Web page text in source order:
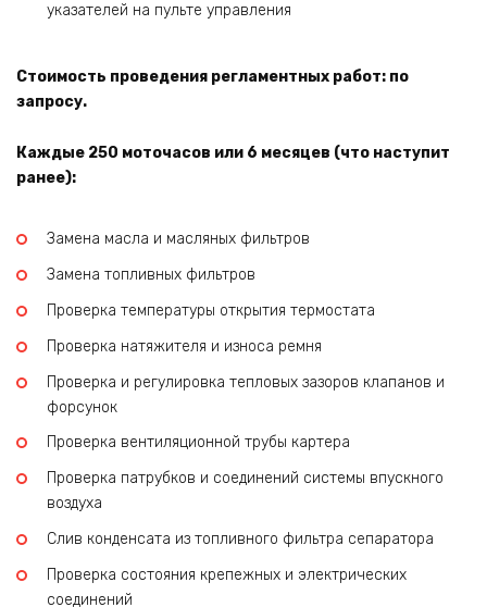
указателей на пульте управления
Стоимость проведения регламентных работ: по
запросу.
Каждые 250 моточасов или 6 месяцев (что наступит
ранее):
Замена масла и масляных фильтров
Замена топливных фильтров
Проверка температуры открытия термостата
Проверка натяжителя и износа ремня
Проверка и регулировка тепловых зазоров клапанов и
форсунок
Проверка вентиляционной трубы картера
Проверка патрубков и соединений системы впускного
воздуха
Слив конденсата из топливного фильтра сепаратора
Проверка состояния крепежных и электрических
соединений